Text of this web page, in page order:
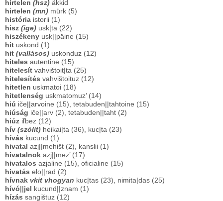
hirtelen (hsz) äkkid
hirtelen (mn) mürk (5)
história istorii (1)
hisz (ige) usk|ta (22)
hiszékeny usk||päine (15)
hit uskond (1)
hit (vallásos) uskonduz (12)
hiteles autentine (15)
hitelesít vahvištoit|ta (25)
hitelesítés vahvištoituz (12)
hitetlen uskmatoi (18)
hitetlenség uskmatomuz’ (14)
hiú iče||arvoine (15), tetabuden||tahtoine (15)
hiúság iče||arv (2), tetabuden||taht (2)
hiúz iľbez (12)
hív (szólít) heikai|ta (36), kuc|ta (23)
hívás kucund (1)
hivatal azj||mehišt (2), kanslii (1)
hivatalnok azj||mez’ (17)
hivatalos azjaline (15), oficialine (15)
hivatás elo||rad (2)
hívnak vkit vhogyan kuc|tas (23), nimita|das (25)
hívó
jel
kucund||znam (1)
hízás sangištuz (12)